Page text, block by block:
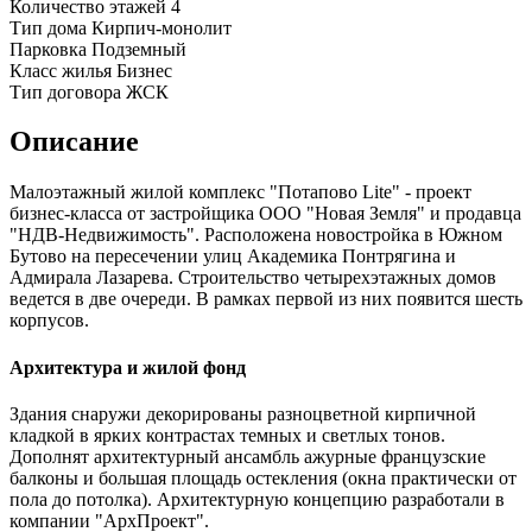
Количество этажей 4
Тип дома Кирпич-монолит
Парковка Подземный
Класс жилья Бизнес
Тип договора ЖСК
Описание
Малоэтажный жилой комплекс "Потапово Lite" - проект
бизнес-класса от застройщика ООО "Новая Земля" и продавца
"НДВ-Недвижимость". Расположена новостройка в Южном
Бутово на пересечении улиц Академика Понтрягина и
Адмирала Лазарева. Строительство четырехэтажных домов
ведется в две очереди. В рамках первой из них появится шесть
корпусов.
Архитектура и жилой фонд
Здания снаружи декорированы разноцветной кирпичной
кладкой в ярких контрастах темных и светлых тонов.
Дополнят архитектурный ансамбль ажурные французские
балконы и большая площадь остекления (окна практически от
пола до потолка). Архитектурную концепцию разработали в
компании "АрхПроект".